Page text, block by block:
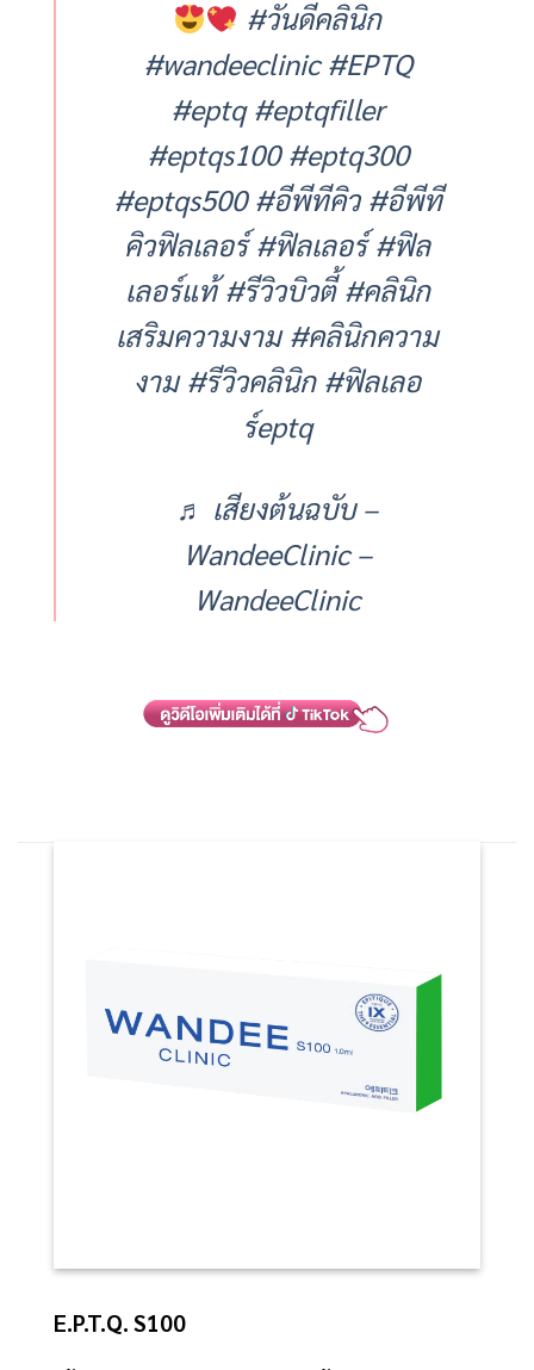
#วันดีคลินิก
#wandeeclinic #EPTQ
#eptq #eptqfiller
#eptqs100 #eptq300
#eptqs500 #อีพีทีคิว #อีพีที
คิวฟิลเลอร์ #ฟิลเลอร์ #ฟิล
เลอร์แท้#รีวิวบิวตี้ #คลินิก
เสริมความงาม #คลินิกความ
งาม #รีวิวคลินิก #ฟิลเลอ
ร์eptq
♬ เสียงต้นฉบับ –
WandeeClinic –
WandeeClinic
E.P.T.Q. S100